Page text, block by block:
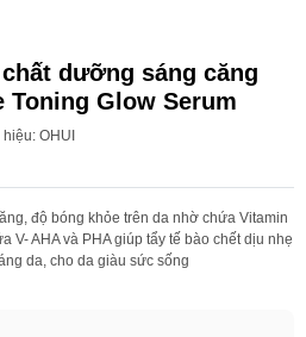
dưỡng sáng căng
Toning Glow Serum
hiệu: OHUI
độ bóng khỏe trên da nhờ chứa Vitamin
V- AHA và PHA giúp tẩy tế bào chết dịu nhẹ
da, cho da giàu sức sống